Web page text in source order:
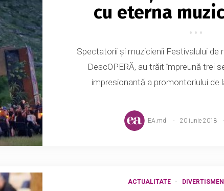
cu eterna
Spectatorii și muzicienii Festivalului de
DescOPERĂ, au trăit împreună trei
impresionantă a promontoriului de
EA.md 20 iunie 2018
ACTUALITATE